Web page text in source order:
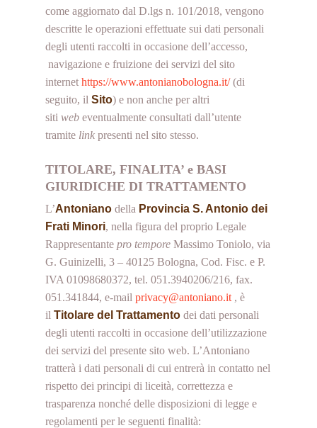
come aggiornato dal D.lgs n. 101/2018, vengono
descritte le operazioni effettuate sui dati personali
degli utenti raccolti in occasione dell’accesso,
navigazione e fruizione dei servizi del sito
internet https://www.antonianobologna.it/(di
seguito, il Sito) e non anche per altri
siti web eventualmente consultati dall’utente
tramite link presenti nel sito stesso.
TITOLARE, FINALITA’ e BASI
GIURIDICHE DI TRATTAMENTO
L’Antoniano della Provincia S. Antonio dei
Frati Minori, nella figura del proprio Legale
Rappresentante pro tempore Massimo Toniolo, via
G. Guinizelli, 3 – 40125 Bologna, Cod. Fisc. e P.
IVA 01098680372, tel. 051.3940206/216, fax.
051.341844, e-mail privacy@antoniano.it , è
il Titolare del Trattamento dei dati personali
degli utenti raccolti in occasione dell’utilizzazione
dei servizi del presente sito web. L’Antoniano
tratterà i dati personali di cui entrerà in contatto nel
rispetto dei principi di liceità, correttezza e
trasparenza nonché delle disposizioni di legge e
regolamenti per le seguenti finalità: